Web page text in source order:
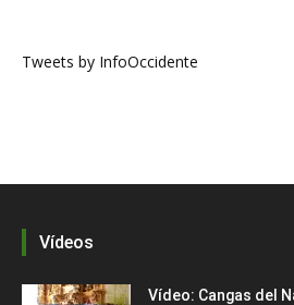
Tweets by InfoOccidente
Vídeos
Vídeo: Cangas del